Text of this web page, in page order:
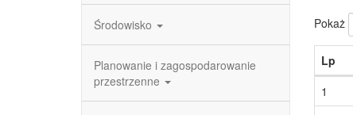
Środowisko
Planowanie i zagospodarowanie
przestrzenne
Pokaż
Lp
1